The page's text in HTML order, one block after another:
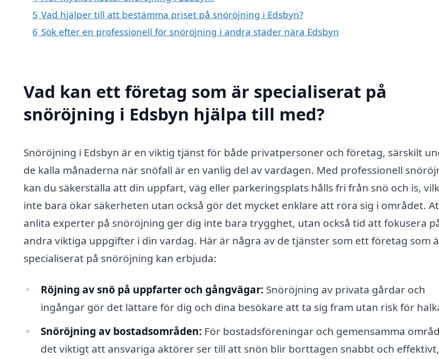
5 Vad hjälper till att bestämma priset på snöröjning i Edsbyn?
6 Sök efter en professionell för snöröjning i andra städer nära Edsbyn
Vad kan ett företag som är specialiserat på
snöröjning i Edsbyn hjälpa till med?
Snöröjning i Edsbyn är en viktig tjänst för både privatpersoner och företag, särskilt
de kalla månaderna när snöfall är en vanlig del av vardagen. Med professionell
kan du säkerställa att din uppfart, väg eller parkeringsplats hålls fri från snö och is,
inte bara ökar säkerheten utan också gör det mycket enklare att röra sig i området.
anlita experter på snöröjning ger dig inte bara trygghet, utan också tid att fokusera
andra viktiga uppgifter i din vardag. Här är några av de tjänster som ett företag som
specialiserat på snöröjning kan erbjuda:
Röjning av snö på uppfarter och gångvägar: Snöröjning av privata gårdar och
ingångar gör det lättare för dig och dina besökare att ta sig fram utan risk för
Snöröjning av bostadsområden: För bostadsföreningar och gemensamma
det viktigt att ansvariga aktörer ser till att snön blir borttagen snabbt och